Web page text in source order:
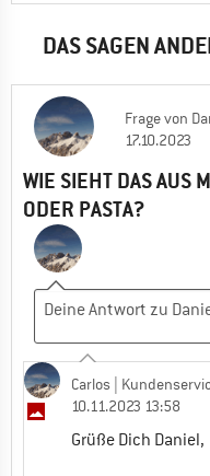
DAS SAGEN
Fragevon
17.10.2023
WIE SIEHT DAS AUS
ODER PASTA?
Carlos |
10.11.2023 13:58
Grüße Dich Daniel,